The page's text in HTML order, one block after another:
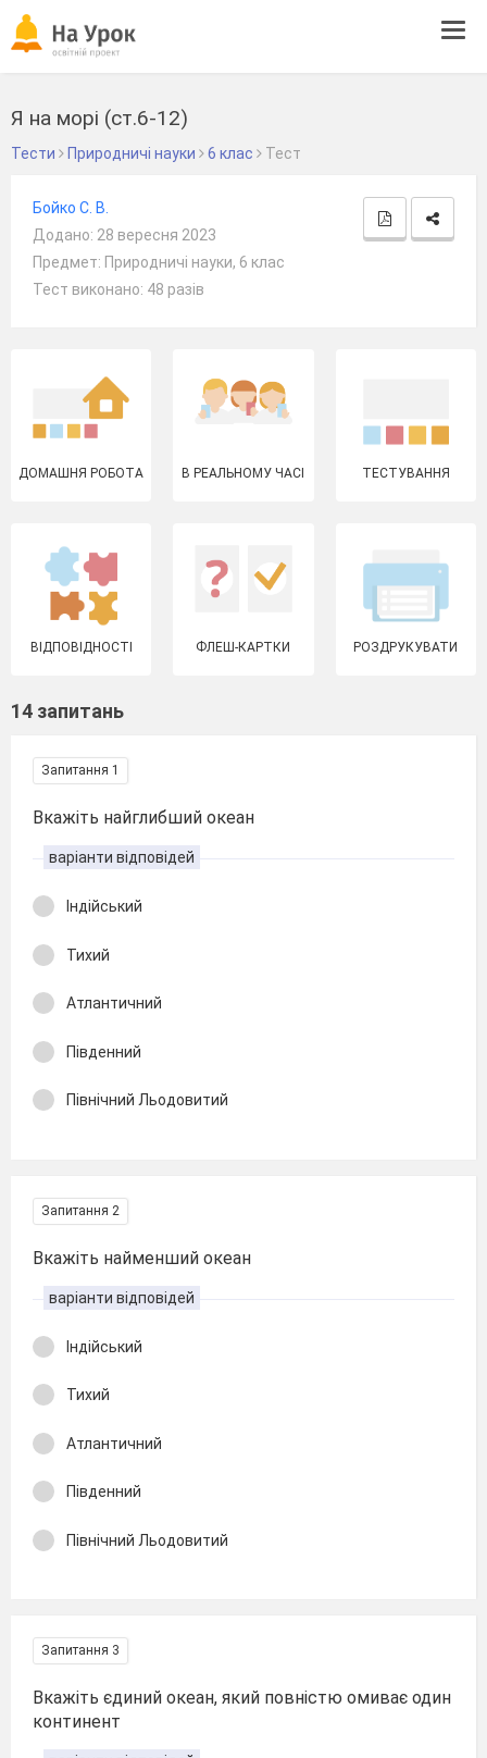
Я на морі (ст.6-12)
Тести Природничі науки 6 клас Тест
Бойко С. В.
Додано: 28 вересня 2023
Предмет: Природничі науки, 6 клас
Тест виконано: 48 разів
ДОМАШНЯ РОБОТА В РЕАЛЬНОМУ ЧАСІ ТЕСТУВАННЯ
ВІДПОВІДНОСТІ ФЛЕШ-КАРТКИ РОЗДРУКУВАТИ
14 запитань
Запитання 1
Вкажіть найглибший океан
варіанти відповідей
Індійський
Тихий
Атлантичний
Південний
Північний Льодовитий
Запитання 2
Вкажіть найменший океан
варіанти відповідей
Індійський
Тихий
Атлантичний
Південний
Північний Льодовитий
Запитання 3
Вкажіть єдиний океан, який повністю омиває один
континент